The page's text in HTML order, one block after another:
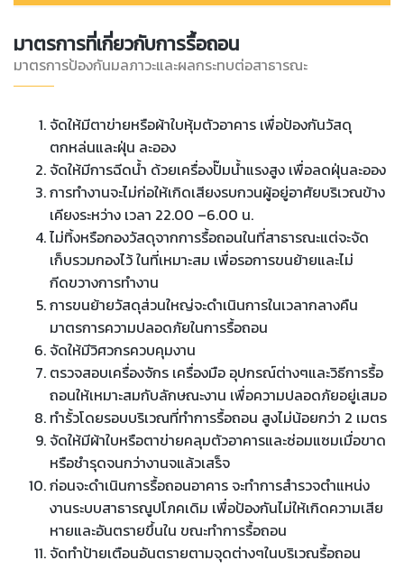
มาตรการที่เกี่ยวกับการรื้อถอน
มาตรการป้องกันมลภาวะและผลกระทบต่อสาธารณะ
จัดให้มีตาข่ายหรือผ้าใบหุ้มตัวอาคาร เพื่อป้องกันวัสดุ
ตกหล่นและฝุ่น ละออง
จัดให้มีการฉีดน้ำ ด้วยเครื่องปั๊มน้ำแรงสูง เพื่อลดฝุ่นละออง
การทำงานจะไม่ก่อให้เกิดเสียงรบกวนผู้อยู่อาศัยบริเวณข้าง
เคียงระหว่าง เวลา 22.00 –6.00 น.
ไม่ทิ้งหรือกองวัสดุจากการรื้อถอนในที่สาธารณะแต่จะจัด
เก็บรวมกองไว้ ในที่เหมาะสม เพื่อรอการขนย้ายและไม่
กีดขวางการทำงาน
การขนย้ายวัสดุส่วนใหญ่จะดำเนินการในเวลากลางคืน
มาตรการความปลอดภัยในการรื้อถอน
จัดให้มีวิศวกรควบคุมงาน
ตรวจสอบเครื่องจักร เครื่องมือ อุปกรณ์ต่างๆและวิธีการรื้อ
ถอนให้เหมาะสมกับลักษณะงาน เพื่อความปลอดภัยอยู่เสมอ
ทำรั้วโดยรอบบริเวณที่ทำการรื้อถอน สูงไม่น้อยกว่า 2 เมตร
จัดให้มีผ้าใบหรือตาข่ายคลุมตัวอาคารและซ่อมแซมเมื่อขาด
หรือชำรุดจนกว่างานจแล้วเสร็จ
ก่อนจะดำเนินการรื้อถอนอาคาร จะทำการสำรวจตำแหน่ง
งานระบบสาธารณูปโภคเดิม เพื่อป้องกันไม่ให้เกิดความเสีย
หายและอันตรายขึ้นใน ขณะทำการรื้อถอน
จัดทำป้ายเตือนอันตรายตามจุดต่างๆในบริเวณรื้อถอน